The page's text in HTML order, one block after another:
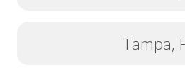
Tampa,